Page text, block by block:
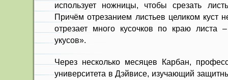
использует ножницы, чтобы срезать
Причём отрезанием листьев целиком куст
отрезает много кусочков по краю листа
укусов».
Через несколько месяцев Карбан,
университета в Дэйвисе, изучающий